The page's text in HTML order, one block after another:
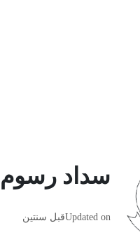
سداد رسوم
Updated onقبل سنتين